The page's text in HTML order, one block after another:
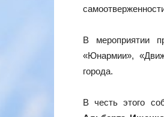
В мероприятии
«Юнармии»,
города.
В честь этого